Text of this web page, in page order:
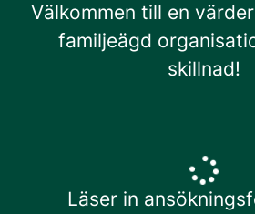
Välkommen till en
familjeägd
skillnad!
Läser in